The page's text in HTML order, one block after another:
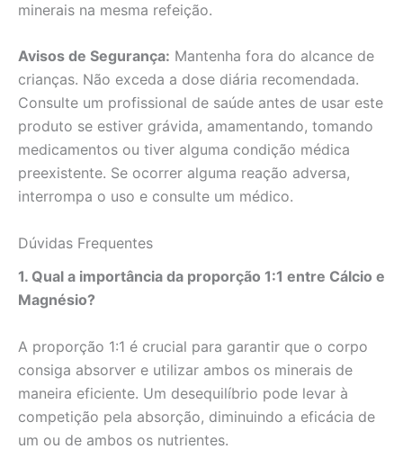
minerais na mesma refeição.
Avisos de Segurança: Mantenha fora do alcance de
crianças. Não exceda a dose diária recomendada.
Consulte um profissional de saúde antes de usar este
produto se estiver grávida, amamentando, tomando
medicamentos ou tiver alguma condição médica
preexistente. Se ocorrer alguma reação adversa,
interrompa o uso e consulte um médico.
Dúvidas Frequentes
1. Qual a importância da proporção 1:1 entre Cálcio e
Magnésio?
A proporção 1:1 é crucial para garantir que o corpo
consiga absorver e utilizar ambos os minerais de
maneira eficiente. Um desequilíbrio pode levar à
competição pela absorção, diminuindo a eficácia de
um ou de ambos os nutrientes.